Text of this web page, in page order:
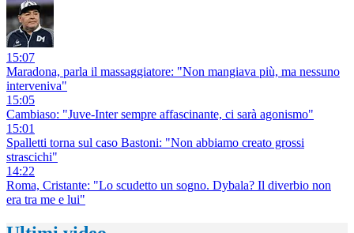
15:07
Maradona, parla il massaggiatore: "Non mangiava più, ma nessuno
interveniva"
15:05
Cambiaso: "Juve-Inter sempre affascinante, ci sarà agonismo"
15:01
Spalletti torna sul caso Bastoni: "Non abbiamo creato grossi
strascichi"
14:22
Roma, Cristante: "Lo scudetto un sogno. Dybala? Il diverbio non
era tra me e lui"